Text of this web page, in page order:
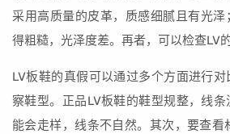
采用高质量的皮革，质感细腻且有光泽
得粗糙，光泽度差。再者，可以检查LV
LV板鞋的真假可以通过多个方面进行
察鞋型。正品LV板鞋的鞋型规整，线
能会走样，线条不自然。其次，要查看